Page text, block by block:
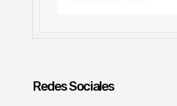
Redes Sociales